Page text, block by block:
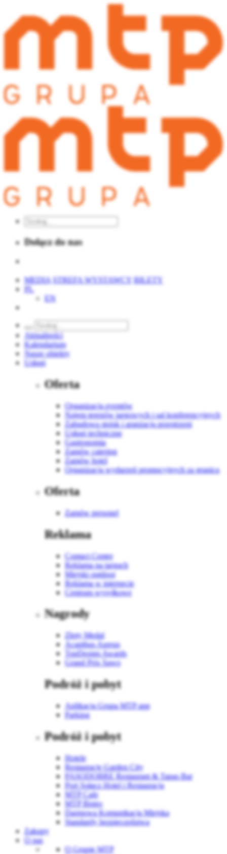
Dołącz do nas
MEDIA STREFA WYSTAWCY BILETY
PL
EN
Aktualności
Kalendarium
Nasze obiekty
Usługi
Oferta
Organizacja eventów
Najem terenów targowych i sal konferencyjnych
Zabudowa stoisk i aranżacja przestrzeni
Usługi techniczne
Gastronomia
Zamów catering
Zamów hotel
Organizacja wydarzeń promocyjnych za granicą
Oferta
Zamów personel
Reklama
Contact Center
Reklama na targach
Miejski outdoor
Reklama w internecie
Centrum wysyłkowe
Nagrody
Złoty Medal
Acanthus Aureus
TopDesign Awards
Grand Prix Sawo
Podróż i pobyt
Aplikacja Grupa MTP app
Parking
Podróż i pobyt
Hotele
Restauracje Garden City
PASODOBRE Restaurant & Tapas Bar
Port Sołacz Hotel i Restauracja
MTP Cafe
MTP Bistro
Darmowa Komunikacja Miejska
Standardy bezpieczeństwa
Zakupy
O nas
O Grupie MTP